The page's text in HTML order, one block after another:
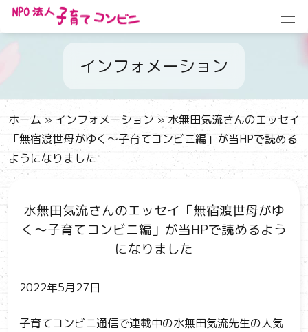
インフォメーション
ホーム » インフォメーション » 水無田気流さんのエッセイ
「無宿渡世母がゆく～子育てコンビニ編」が当HPで読める
ようになりました
水無田気流さんのエッセイ「無宿渡世母がゆ
く～子育てコンビニ編」が当HPで読めるよう
になりました
2022年5月27日
子育てコンビニ通信で連載中の水無田気流先生の人気